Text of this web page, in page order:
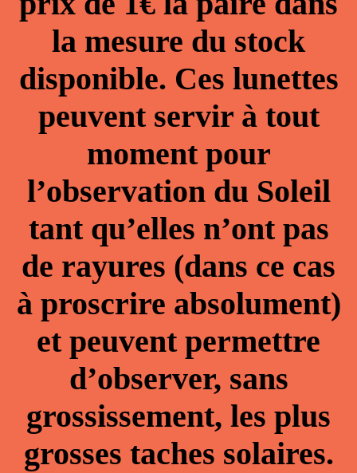
la mesure du stock
disponible. Ces lunettes
peuvent servir à tout
moment pour
l’observation du Soleil
tant qu’elles n’ont pas
de rayures (dans ce cas
à proscrire absolument)
et peuvent permettre
d’observer, sans
grossissement, les plus
grosses taches solaires.